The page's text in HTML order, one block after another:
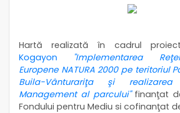
Hartă realizată în cadrul
Kogayon
"Implementarea
Europene NATURA 2000 pe teritoriul
Buila-Vânturariţa şi
Management al parcului"finanţat
Fondului pentru Mediu si cofinanţat